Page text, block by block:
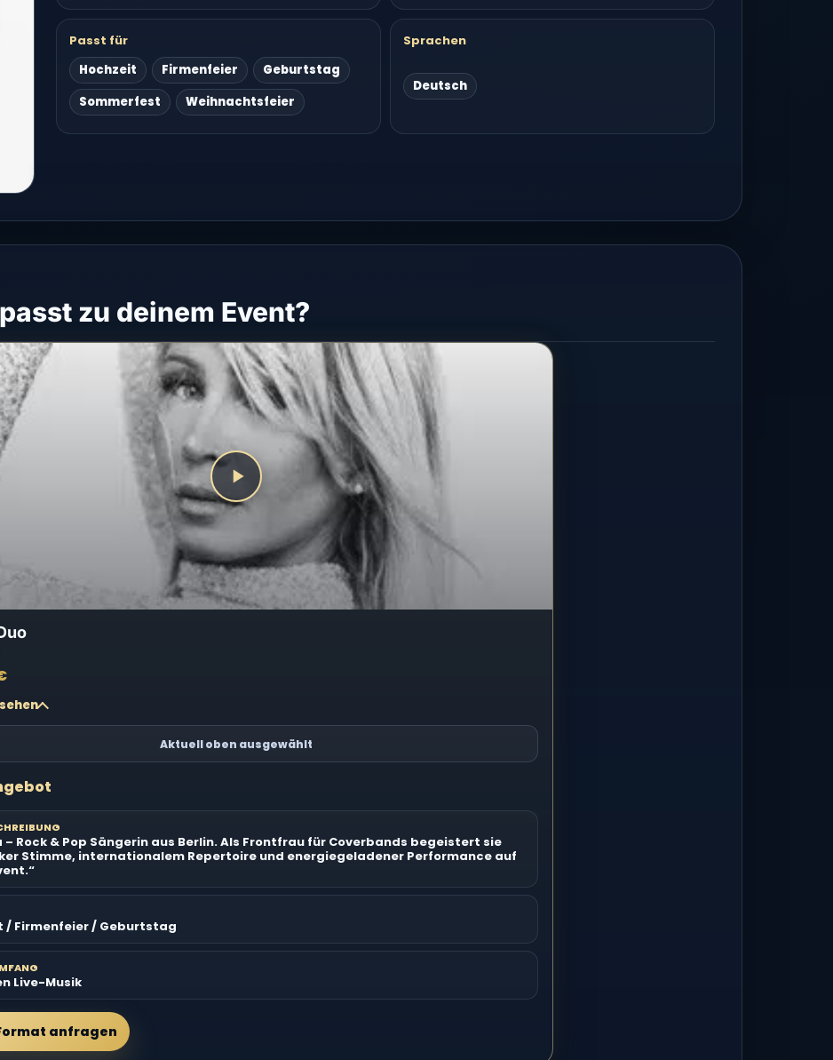
Passt für
Hochzeit
Firmenfeier
Geburtstag
Sommerfest
Weihnachtsfeier
Sprachen
Deutsch
zu deinem Event?
Aktuell oben ausgewählt
– Rock & Pop Sängerin aus Berlin. Als Frontfrau für Coverbands begeistert sie
Stimme, internationalem Repertoire und energiegeladener Performance auf
/ Firmenfeier / Geburtstag
Live-Musik
anfragen